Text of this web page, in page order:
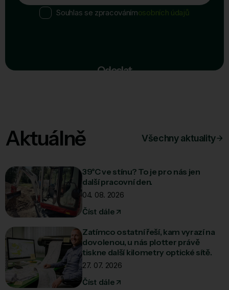
Souhlas se zpracovánímosobních údajů
Odeslat
Aktuálně Všechny aktuality
39°C ve stínu? To je pro nás jen
další pracovní den.
04. 08. 2026
Číst dále
Zatímco ostatní řeší, kam vyrazí na
dovolenou, u nás plotter právě
tiskne další kilometry optické sítě.
27. 07. 2026
Číst dále